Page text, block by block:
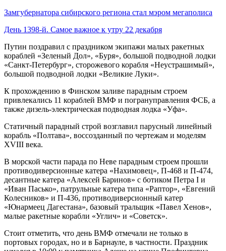
Замгубернатора сибирского региона стал мэром мегаполиса
День 1398-й. Самое важное к утру 22 декабря
Путин поздравил с праздником экипажи малых ракетных
кораблей «Зеленый Дол», «Буря», большой подводной лодки
«Санкт-Петербург», сторожевого корабля «Неустрашимый»,
большой подводной лодки «Великие Луки».
К прохождению в Финском заливе парадным строем
привлекались 11 кораблей ВМФ и погрануправления ФСБ, а
также дизель-электрическая подводная лодка «Уфа».
Статичный парадный строй возглавил парусный линейный
корабль «Полтава», воссозданный по чертежам и моделям
XVIII века.
В морской части парада по Неве парадным строем прошли
противодиверсионные катера «Нахимовец», П-468 и П-474,
десантные катера «Алексей Баринов» с ботиком Петра I и
«Иван Пасько», патрульные катера типа «Раптор», «Евгений
Колесников» и П-436, противодиверсионный катер
«Юнармеец Дагестана», базовый тральщик «Павел Хенов»,
малые ракетные корабли «Углич» и «Советск».
Стоит отметить, что день ВМФ отмечали не только в
портовых городах, но и в Барнауле, в частности. Праздник